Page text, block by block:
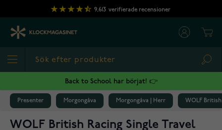
Hoppa till innehållet
9,613 verifierade recensioner
Back to School har börjat! 👉
Presenter Morgongåva Morgongåva | Herr WOLF British
WOLF British Racing Single Travel